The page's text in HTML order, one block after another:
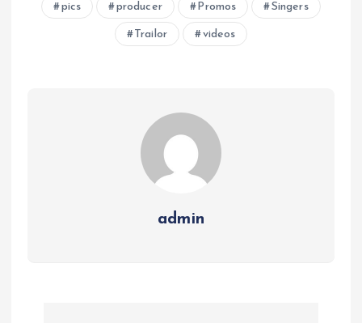
pics producer Promos Singers
Trailor videos
admin